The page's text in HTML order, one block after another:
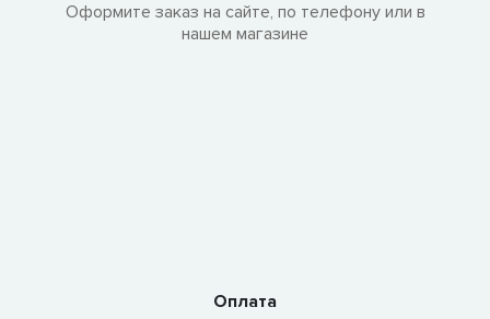
Оформите заказ на сайте, по телефону или в
нашем магазине
Оплата